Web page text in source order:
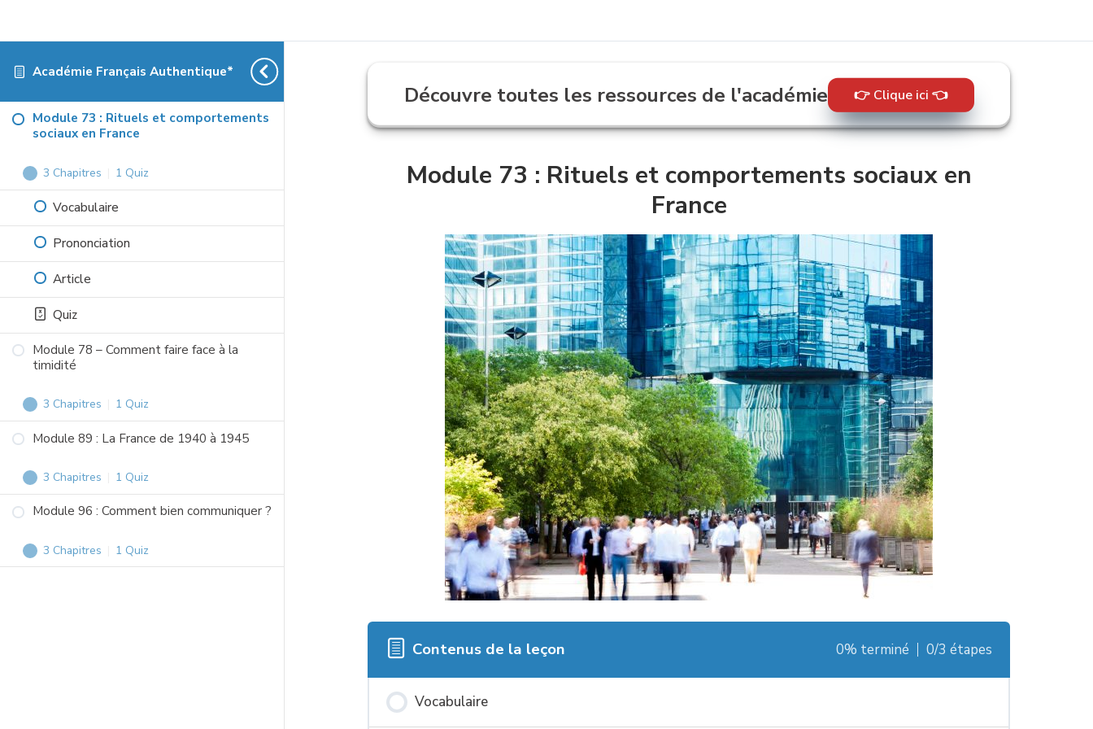
Académie Français Authentique*
Module 73 : Rituels et comportements
sociaux en France
Cacher
Module
73
:
Rituels
et
comportements
sociaux
en
France
3 Chapitres 1 Quiz
Vocabulaire
Prononciation
Article
Quiz
Module 78 – Comment faire face à la
timidité
Afficher
Module
78
Comment
faire
face
à
la
3 Chapitres 1 Quiz
Module 89 : La France de 1940 à 1945
Afficher
Module
89
La
France
3 Chapitres 1 Quiz
Module 96 : Comment bien communiquer ?
Afficher
Module
3 Chapitres 1 Quiz
Découvre toutes les ressources de l'académie 👉 Clique ici 👈
Module 73 : Rituels et comportements sociaux en
France
Contenus de la leçon 0% terminé 0/3 étapes
Vocabulaire